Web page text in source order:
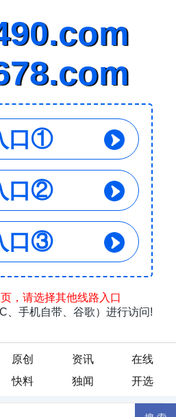
原创 资讯
在线
快料 独闻 开选